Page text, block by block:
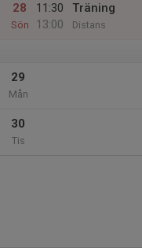
28
Sön
11:30
13:00
Träning
Distans
29
Mån
30
Tis